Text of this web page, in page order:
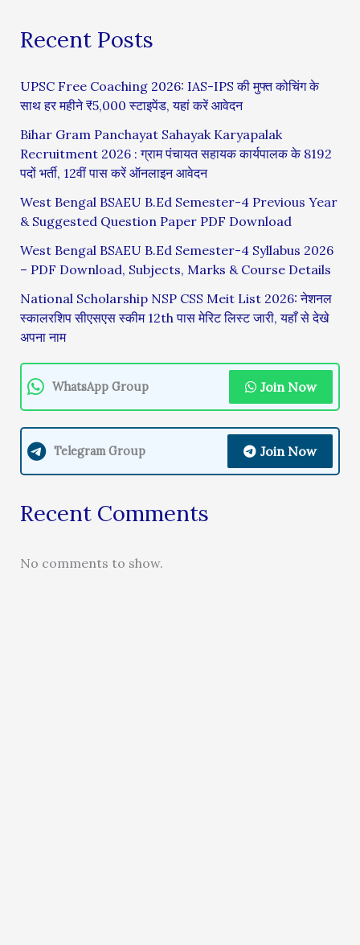
Recent Posts
UPSC Free Coaching 2026: IAS-IPS की मुफ्त कोचिंग के
साथ हर महीने ₹5,000 स्टाइपेंड, यहां करें आवेदन
Bihar Gram Panchayat Sahayak Karyapalak
Recruitment 2026 : ग्राम पंचायत सहायक कार्यपालक के 8192
पदों भर्ती, 12वीं पास करें ऑनलाइन आवेदन
West Bengal BSAEU B.Ed Semester-4 Previous Year
& Suggested Question Paper PDF Download
West Bengal BSAEU B.Ed Semester-4 Syllabus 2026
– PDF Download, Subjects, Marks & Course Details
National Scholarship NSP CSS Meit List 2026: नेशनल
स्कालरशिप सीएसएस स्कीम 12th पास मेरिट लिस्ट जारी, यहाँ से देखे
अपना नाम
WhatsApp Group Join Now
Telegram Group Join Now
Recent Comments
No comments to show.